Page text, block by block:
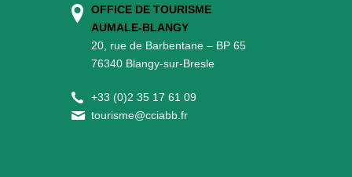
OFFICE DE TOURISME
AUMALE-BLANGY
20, rue de Barbentane – BP 65
76340 Blangy-sur-Bresle
+33 (0)2 35 17 61 09
tourisme@cciabb.fr